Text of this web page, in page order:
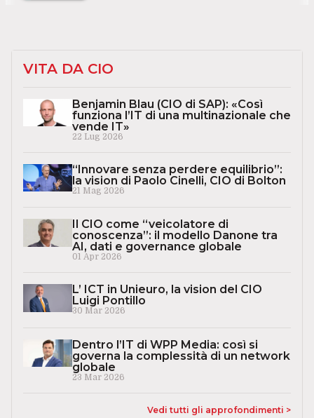
VITA DA CIO
Benjamin Blau (CIO di SAP): «Così
funziona l’IT di una multinazionale che
vende IT»
22 Lug 2026
“Innovare senza perdere equilibrio”:
la vision di Paolo Cinelli, CIO di Bolton
21 Mag 2026
Il CIO come “veicolatore di
conoscenza”: il modello Danone tra
AI, dati e governance globale
01 Apr 2026
L’ ICT in Unieuro, la vision del CIO
Luigi Pontillo
30 Mar 2026
Dentro l’IT di WPP Media: così si
governa la complessità di un network
globale
23 Mar 2026
Vedi tutti gli approfondimenti >